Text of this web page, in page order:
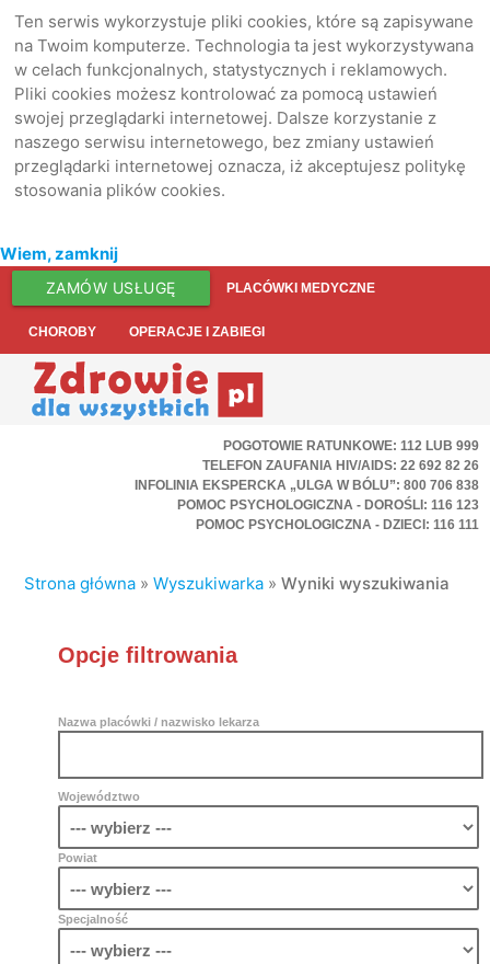
Ten serwis wykorzystuje pliki cookies, które są zapisywane
na Twoim komputerze. Technologia ta jest wykorzystywana
w celach funkcjonalnych, statystycznych i reklamowych.
Pliki cookies możesz kontrolować za pomocą ustawień
swojej przeglądarki internetowej. Dalsze korzystanie z
naszego serwisu internetowego, bez zmiany ustawień
przeglądarki internetowej oznacza, iż akceptujesz politykę
stosowania plików cookies.
Wiem, zamknij
ZAMÓW USŁUGĘ PLACÓWKI MEDYCZNE
CHOROBY OPERACJE I ZABIEGI
POGOTOWIE RATUNKOWE: 112 LUB 999
TELEFON ZAUFANIA HIV/AIDS: 22 692 82 26
INFOLINIA EKSPERCKA „ULGA W BÓLU”: 800 706 838
POMOC PSYCHOLOGICZNA - DOROŚLI: 116 123
POMOC PSYCHOLOGICZNA - DZIECI: 116 111
Strona główna »Wyszukiwarka »Wyniki wyszukiwania
Opcje filtrowania
Nazwa placówki / nazwisko lekarza
Województwo
Powiat
Specjalność